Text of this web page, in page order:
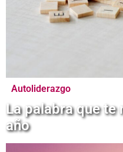
Autoliderazgo
La palabra que
año